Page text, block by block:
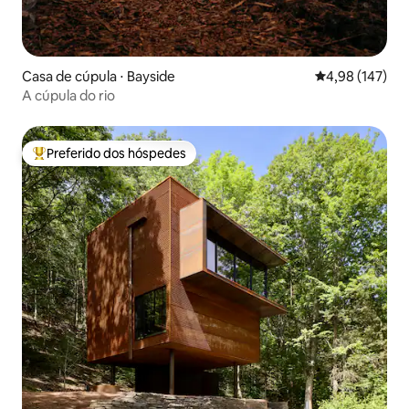
Casa de cúpula ⋅ Bayside 4,98 de uma
4,98 (147)
A cúpula do rio
Entre os melhores preferidos dos hóspedes
Preferido dos hóspedes